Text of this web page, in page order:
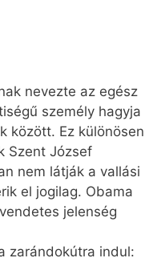
nevezte az egész
személy hagyja
között. Ez különösen
Szent József
nem látják a vallási
el jogilag. Obama
jelenség
zarándokútra indul: